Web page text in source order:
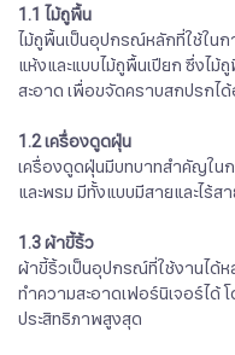
1.1 ไม้ถูพื้น
ไม้ถูพื้นเป็นอุปกรณ์หลักที่ใช้ใน
แห้งและแบบไม้ถูพื้นเปียก ซึ่งไ
สะอาด เพื่อขจัดคราบสกปรกไ
1.2 เครื่องดูดฝุ่น
เครื่องดูดฝุ่นมีบทบาทสำคัญใน
และพรม มีทั้งแบบมีสายและไร้ส
1.3 ผ้าขี้ริ้ว
ผ้าขี้ริ้วเป็นอุปกรณ์ที่ใช้งานได้ห
ทำความสะอาดเฟอร์นิเจอร์ได้
ประสิทธิภาพสูงสุด